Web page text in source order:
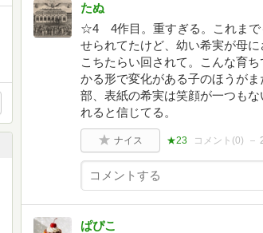
たぬ
☆4 4作目。重すぎる。これまで
せられてたけど、幼い希実が母
こちたらい回されて。こんな育
かる形で変化がある子のほうが
部、表紙の希実は笑顔が一つも
れると信じてる。
ナイス ★23 コメント(0)
ぱぴこ